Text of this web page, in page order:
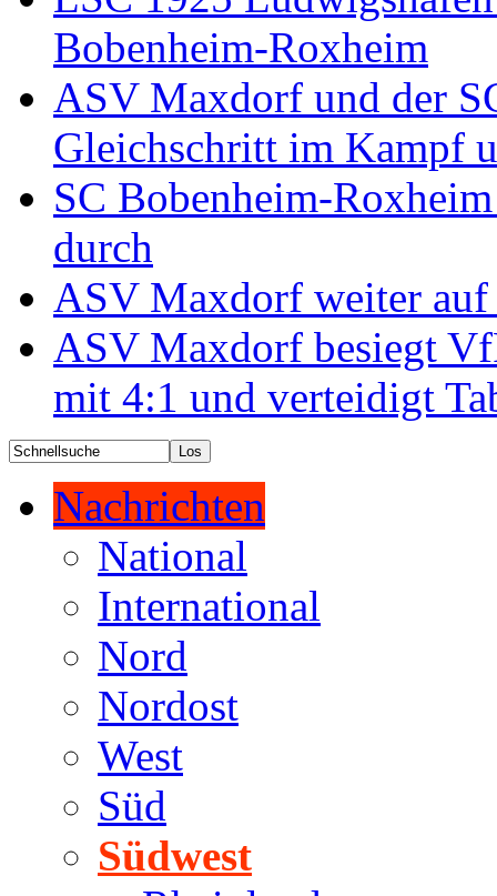
Bobenheim-Roxheim
ASV Maxdorf und der
Gleichschritt im Kampf
SC Bobenheim-
durch
ASV Maxdorf weiter auf
ASV Maxdorf besiegt
mit 4:1 und verteidigt
Nachrichten
National
International
Nord
Nordost
West
Süd
Südwest